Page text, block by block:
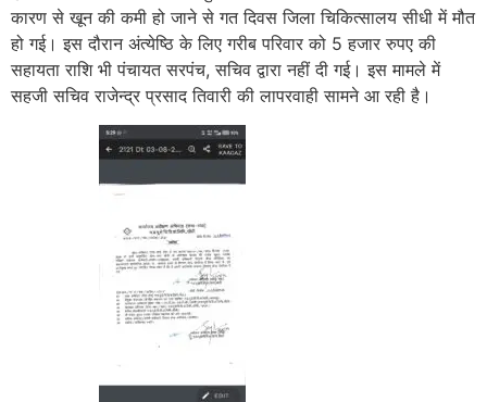
कारण से खून की कमी हो जाने से गत दिवस जिला चिकित्सालय सीधी में मौत
हो गई। इस दौरान अंत्येष्ठि के लिए गरीब परिवार को 5 हजार रुपए की
सहायता राशि भी पंचायत सरपंच, सचिव द्वारा नहीं दी गई। इस मामले में
सहजी सचिव राजेन्द्र प्रसाद तिवारी की लापरवाही सामने आ रही है।